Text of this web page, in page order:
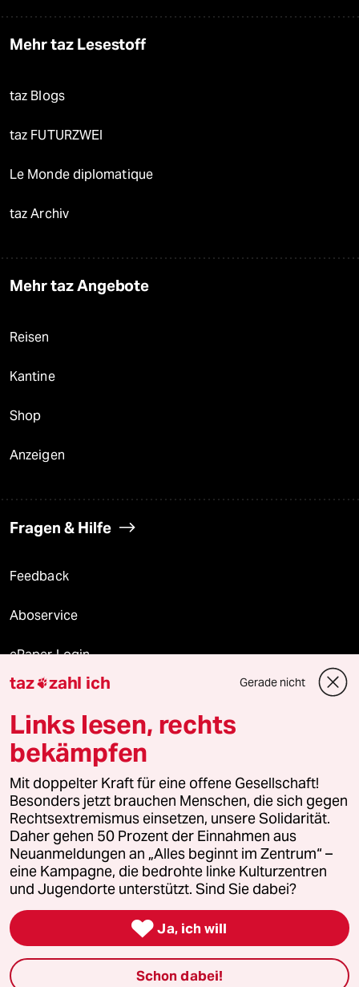
Mehr taz Lesestoff
taz Blogs
taz FUTURZWEI
Le Monde diplomatique
taz Archiv
Mehr taz Angebote
Reisen
Kantine
Shop
Anzeigen
Fragen & Hilfe
Feedback
Aboservice
ePaper Login
Downloads für Abonnierende
© 2026 taz Verlags und Vertriebs GmbH
Alle Rechte vorbehalten. Bei rechtlichen Fragen oder für Genehmigungen
wenden Sie sich bitte an
lizenzen@taz.de
Feedback Redaktionsstatut Kommune-Richtlinien
Leitlinie Informant Datenschutz Impressum AGB
Seitenwende Einwilligungen widerrufen (Ads)
taz zahl ich Gerade nicht
Links lesen, rechts
bekämpfen
Mit doppelter Kraft für eine offene Gesellschaft!
Besonders jetzt brauchen Menschen, die sich gegen
Rechtsextremismus einsetzen, unsere Solidarität.
Daher gehen 50 Prozent der Einnahmen aus
Neuanmeldungen an „Alles beginnt im Zentrum“ –
eine Kampagne, die bedrohte linke Kulturzentren
und Jugendorte unterstützt. Sind Sie dabei?
 Ja, ich will
Schon dabei!